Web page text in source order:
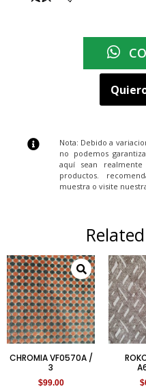
Nota: Debido a
no podemos
aquí sean
productos.
muestra o visite
CHROMIA VF0570A /
3
$99.00 $